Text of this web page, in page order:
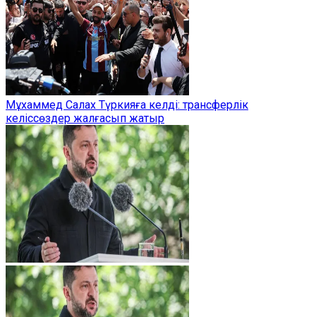
Мұхаммед Салах Түркияға келді: трансферлік
келіссөздер жалғасып жатыр